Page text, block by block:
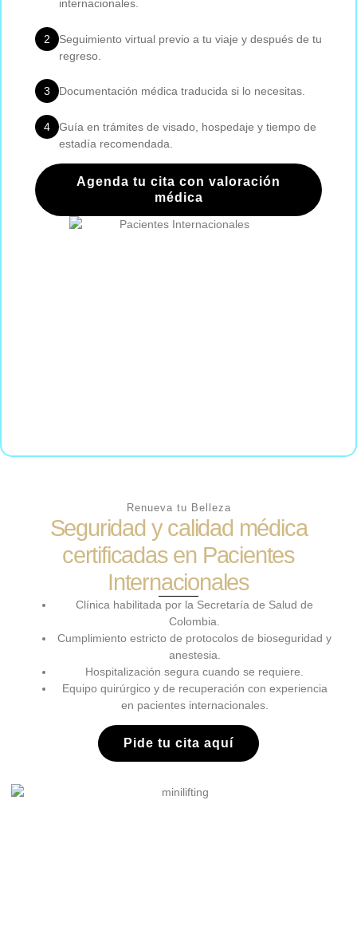
internacionales.
2
Seguimiento virtual previo a tu viaje y después de tu
regreso.
3 Documentación médica traducida si lo necesitas.
4
Guía en trámites de visado, hospedaje y tiempo de
estadía recomendada.
Agenda tu cita con valoración
médica
Renueva tu Belleza
Seguridad y calidad médica
certificadas en Pacientes
Internacionales
Clínica habilitada por la Secretaría de Salud de
Colombia.
Cumplimiento estricto de protocolos de bioseguridad y
anestesia.
Hospitalización segura cuando se requiere.
Equipo quirúrgico y de recuperación con experiencia
en pacientes internacionales.
Pide tu cita aquí